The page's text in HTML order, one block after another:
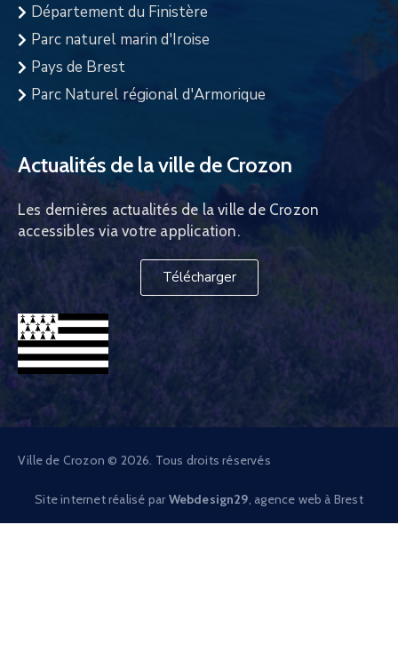
Département du Finistère
Parc naturel marin d'Iroise
Pays de Brest
Parc Naturel régional d'Armorique
Actualités de la ville de Crozon
Les dernières actualités de la ville de Crozon
accessibles via votre application.
Télécharger
Ville de Crozon © 2026. Tous droits réservés
Site internet réalisé par Webdesign29 , agence web à Brest